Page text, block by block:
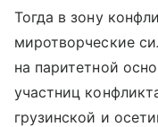
Тогда в зону
миротворческие
на паритетной
участниц
грузинской и